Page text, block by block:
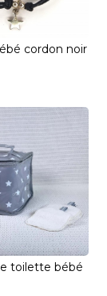
cordon noir
toilette bébé